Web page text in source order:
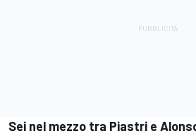
Sei nel mezzo tra Piastri e